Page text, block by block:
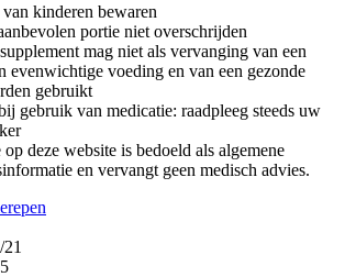
kinderen bewaren
portie niet overschrijden
mag niet als vervanging van een
evenwichtige voeding en van een gezonde
gebruikt
gebruik van medicatie: raadpleeg steeds uw
deze website is bedoeld als algemene
en vervangt geen medisch advies.